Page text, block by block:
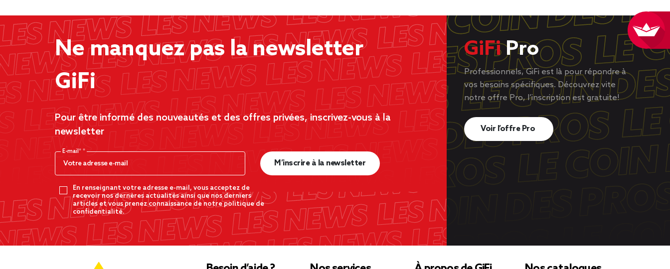
Ne manquez pas la newsletter
GiFi
Pour être informé des nouveautés et des offres privées, inscrivez-vous à la
newsletter
E-mail*
En renseignant votre adresse e-mail, vous acceptez de
recevoir nos dernères actualités ainsi que nos derniers
articles et vous prenez connaissance de notre politique de
confidentialité.
M’inscrire à la newsletter
GiFiPro
Professionnels, GiFi est là pour répondre à
vos besoins spécifiques. Découvrez vite
notre offre Pro, l’inscription est gratuite!
Voir l’offre Pro